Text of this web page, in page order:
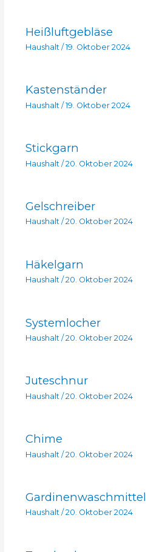
Heißluftgebläse
Haushalt / 19. Oktober 2024
Kastenständer
Haushalt /19. Oktober 2024
Stickgarn
Haushalt /20. Oktober 2024
Gelschreiber
Haushalt/ 20. Oktober 2024
Häkelgarn
Haushalt/ 20. Oktober 2024
Systemlocher
Haushalt / 20. Oktober 2024
Juteschnur
Haushalt / 20. Oktober 2024
Chime
Haushalt /20. Oktober 2024
Gardinenwaschmittel
Haushalt/ 20. Oktober 2024